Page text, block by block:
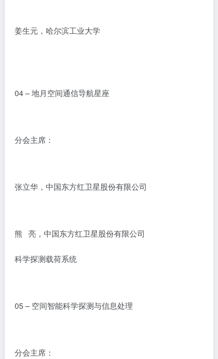
姜生元，哈尔滨工业大学
04 – 地月空间通信导航星座
分会主席：
张立华，中国东方红卫星股份有限公司
熊 亮，中国东方红卫星股份有限公司
科学探测载荷系统
05 – 空间智能科学探测与信息处理
分会主席：